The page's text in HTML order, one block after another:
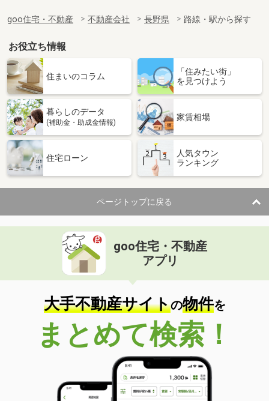
goo住宅・不動産 不動産会社 長野県 路線・駅から探す
お役立ち情報
住まいのコラム
「住みたい街」
を見つけよう
暮らしのデータ
(補助金・助成金情報)
家賃相場
住宅ローン
人気タウン
ランキング
ページトップに戻る
goo住宅・不動産
アプリ
大手不動産サイトの物件を
まとめて検索！